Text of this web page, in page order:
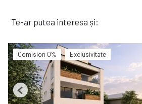
Te-ar putea interesa și:
Comision 0% Exclusivitate
Previous